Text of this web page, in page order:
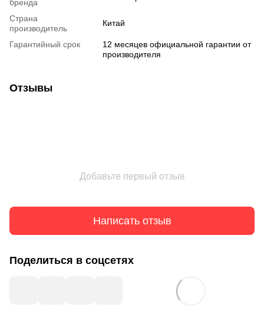
бренда
Страна
производитель
Китай
Гарантийный срок
12 месяцев официальной гарантии от
производителя
Отзывы
Добавьте первый отзыв
Написать отзыв
Поделиться в соцсетях